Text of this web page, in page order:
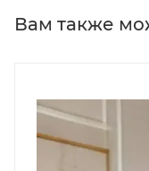
Вам также